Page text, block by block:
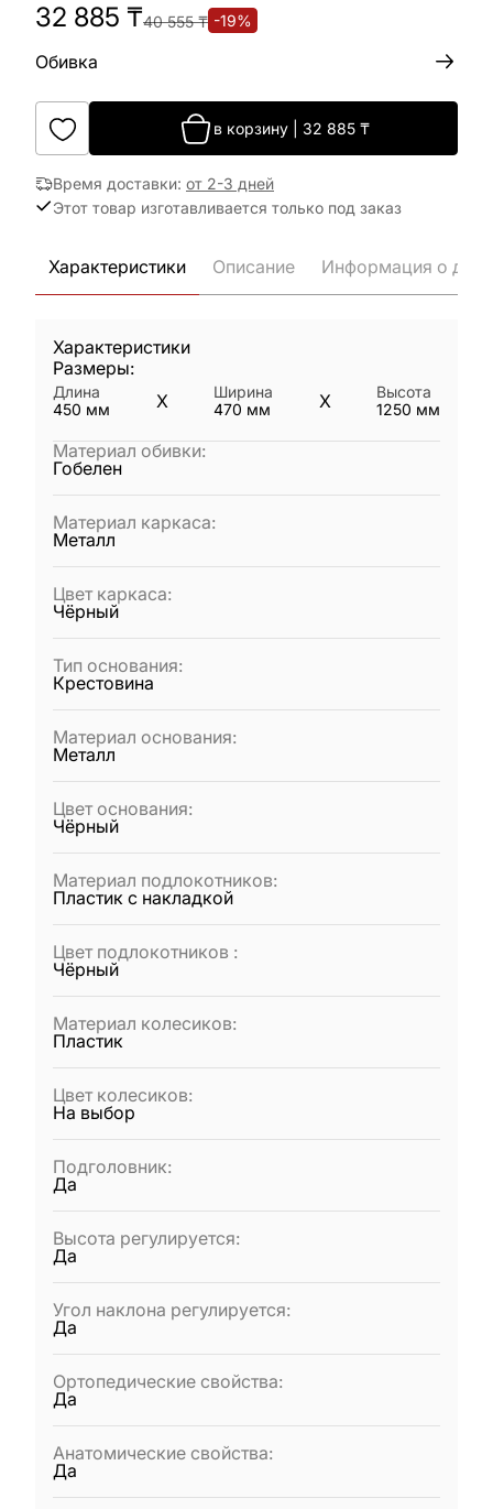
32 885 ₸40 555₸ -19%
Обивка
в корзину| 32 885₸
Время доставки: от 2-3 дней
Этот товар изготавливается только под заказ
Характеристики Описание Информация о
Характеристики
Размеры:
Длина
450 мм X
Ширина
470 мм X
Высота
1250 мм
Материал обивки:
Гобелен
Материал каркаса:
Металл
Цвет каркаса:
Чёрный
Тип основания:
Крестовина
Материал основания:
Металл
Цвет основания:
Чёрный
Материал подлокотников:
Пластик с накладкой
Цвет подлокотников :
Чёрный
Материал колесиков:
Пластик
Цвет колесиков:
На выбор
Подголовник:
Да
Высота регулируется:
Да
Угол наклона регулируется:
Да
Ортопедические свойства:
Да
Анатомические свойства:
Да